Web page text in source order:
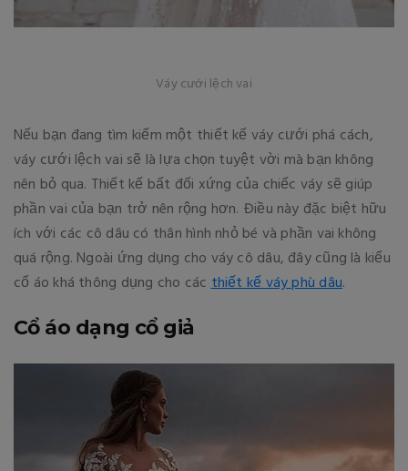
Váy cưới lệch vai
Nếu bạn đang tìm kiếm một thiết kế váy cưới phá cách,
váy cưới lệch vai sẽ là lựa chọn tuyệt vời mà bạn không
nên bỏ qua. Thiết kế bất đối xứng của chiếc váy sẽ giúp
phần vai của bạn trở nên rộng hơn. Điều này đặc biệt hữu
ích với các cô dâu có thân hình nhỏ bé và phần vai không
quá rộng. Ngoài ứng dụng cho váy cô dâu, đây cũng là kiểu
cổ áo khá thông dụng cho cácthiết kế váy phù dâu.
Cổ áo dạng cổ giả